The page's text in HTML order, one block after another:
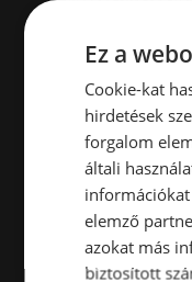
Ez a
Cookie-kat
hirdetések
forgalom
általi
elemző
azokat más
biztosított